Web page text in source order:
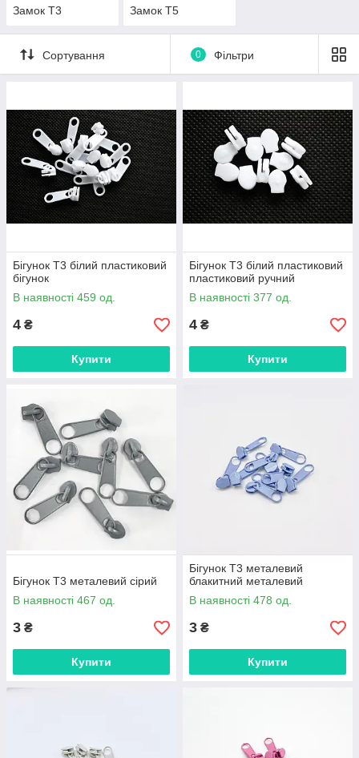
Замок Т3 Замок Т5
Сортування 0 Фільтри
Бігунок Т3 білий пластиковий
бігунок
В наявності 459 од.
4 ₴
Купити
Бігунок Т3 білий пластиковий
пластиковий ручний
В наявності 377 од.
4 ₴
Купити
Бігунок Т3 металевий сірий
В наявності 467 од.
3 ₴
Купити
Бігунок Т3 металевий
блакитний металевий
В наявності 478 од.
3 ₴
Купити